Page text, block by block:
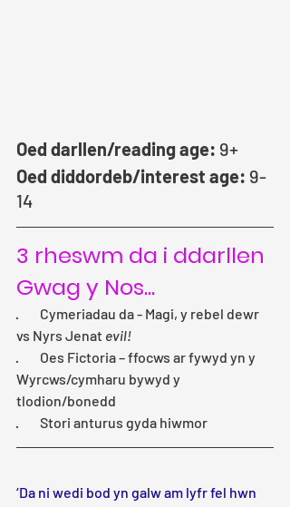
Oed darllen/reading age: 9+
Oed diddordeb/interest age: 9-
14
3 rheswm da i ddarllen
Gwag y Nos...
·        Cymeriadau da - Magi, y rebel dewr
vs Nyrs Jenat evil!
·        Oes Fictoria – ffocws ar fywyd yn y
Wyrcws/cymharu bywyd y
tlodion/bonedd
·        Stori anturus gyda hiwmor
‘Da ni wedi bod yn galw am lyfr fel hwn